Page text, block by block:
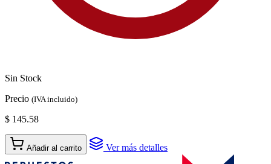
Sin Stock
Precio (IVA incluido)
$ 145.58
Añadir al carrito Ver más detalles